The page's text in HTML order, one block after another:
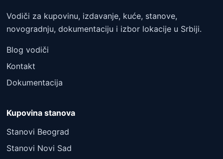
Vodiči za kupovinu, izdavanje, kuće, stanove,
novogradnju, dokumentaciju i izbor lokacije u Srbiji.
Blog vodiči
Kontakt
Dokumentacija
Kupovina stanova
Stanovi Beograd
Stanovi Novi Sad